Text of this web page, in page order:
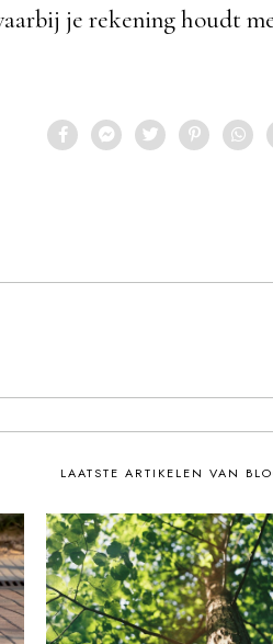
je rekening houdt
LAATSTE ARTIKELEN VAN